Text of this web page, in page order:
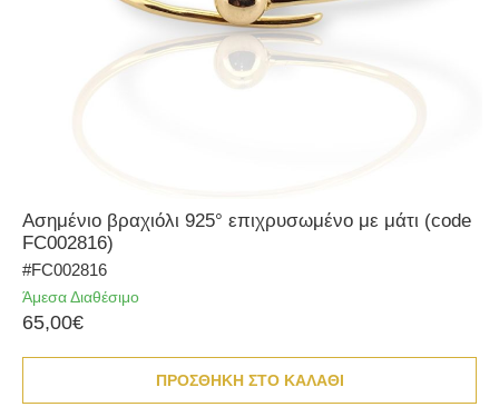
Ασημένιο βραχιόλι 925° επιχρυσωμένο με μάτι (code
FC002816)
#FC002816
Άμεσα Διαθέσιμο
65,00€
ΠΡΟΣΘΗΚΗ ΣΤΟ ΚΑΛΑΘΙ